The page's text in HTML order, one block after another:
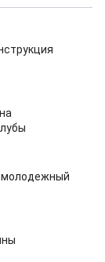
молодежный